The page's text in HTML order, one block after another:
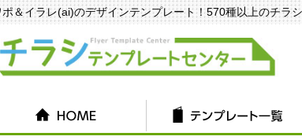
ポ＆イラレ(ai)のデザインテンプレート！570種以上のチラ